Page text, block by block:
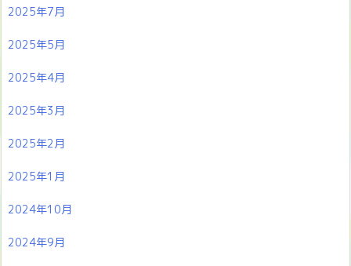
2025年7月
2025年5月
2025年4月
2025年3月
2025年2月
2025年1月
2024年10月
2024年9月